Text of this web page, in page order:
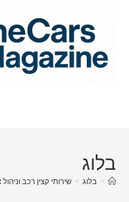
בלוג
> בלוג > שירותי קצין רכב